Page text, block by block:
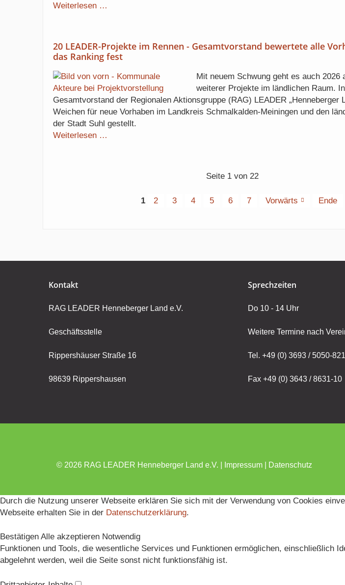
Weiterlesen …
Alte
Räume.
Thüringer
Zukunftspreis
für
Leerstandsbelebung“
der
20 LEADER-Projekte im Rennen - Gesamtvorstand bewertete alle
das Ranking fest
Mit neuem Schwung geht es auch 2026
weiterer Projekte im ländlichen Raum.
Gesamtvorstand der Regionalen Aktionsgruppe (RAG) LEADER „Henneberger
Weichen für neue Vorhaben im Landkreis Schmalkalden-Meiningen und den
der Stadt Suhl gestellt.
Weiterlesen …
Gesamtvorstand
Seite 1 von 22
1 2 3 4 5 6 7 Vorwärts Ende
Kontakt
RAG LEADER Henneberger Land e.V.
Geschäftsstelle
Rippershäuser Straße 16
98639 Rippershausen
Sprechzeiten
Do 10 - 14 Uhr
Weitere Termine nach
Tel. +49 (0) 3693 / 5050-821
Fax +49 (0) 3643 / 8631-10
© 2026 RAG LEADER Henneberger Land e.V. | Impressum Datenschutz
Durch die Nutzung unserer Webseite erklären Sie sich mit der Verwendung von Cookies
Webseite erhalten Sie in der Datenschutzerklärung.
Bestätigen Alle akzeptieren Notwendig
Funktionen und Tools, die wesentliche Services und Funktionen ermöglichen, einschließlich
abgelehnt werden, weil die Seite sonst nicht funktionsfähig ist.